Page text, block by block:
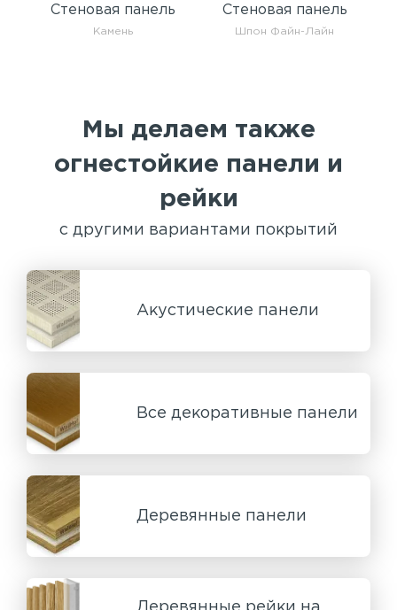
Стеновая панель
Камень
Стеновая панель
Шпон Файн-Лайн
Мы делаем также
огнестойкие панели и
рейки
с другими вариантами покрытий
Акустические панели
Все декоративные панели
Деревянные панели